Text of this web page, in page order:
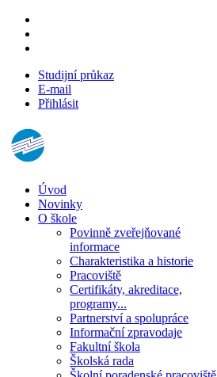
Studijní průkaz
E-mail
Přihlásit
Úvod
Novinky
O škole
Povinně zveřejňované
informace
Charakteristika a historie
Pracoviště
Certifikáty, akreditace,
programy...
Partnerství a spolupráce
Informační zpravodaje
Fakultní škola
Školská rada